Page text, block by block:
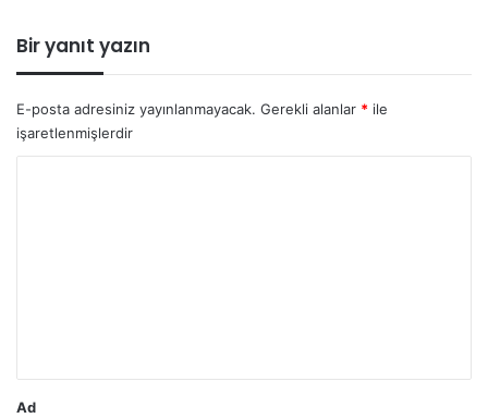
Bir yanıt yazın
E-posta adresiniz yayınlanmayacak. Gerekli alanlar * ile
işaretlenmişlerdir
Ad